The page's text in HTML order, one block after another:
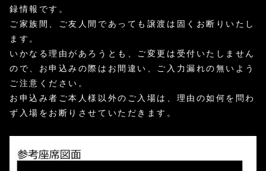
録情報です。
ご家族間、ご友人間であっても譲渡は固くお断りいたし
ます。
いかなる理由があろうとも、ご変更は受付いたしません
ので、お申込みの際はお間違い、ご入力漏れの無いよう
ご注意ください。
お申込み者ご本人様以外のご入場は、理由の如何を問わ
ず入場をお断りさせていただきます。